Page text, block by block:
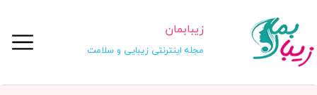
زیبابمان
مجله اینترنتی زیبایی و سلامت